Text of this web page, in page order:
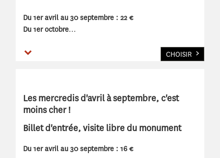
Du 1er avril au 30 septembre : 22 €
Du 1er octobre...
Voir plus
CHOISIR
Les mercredis d'avril à septembre, c'est
moins cher !
Billet d'entrée, visite libre du monument
Du 1er avril au 30 septembre : 16 €